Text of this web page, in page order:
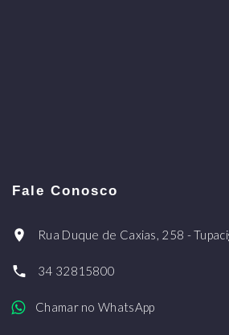
Fale Conosco
Rua Duque de Caxias, 258 -
34 32815800
Chamar no WhatsApp